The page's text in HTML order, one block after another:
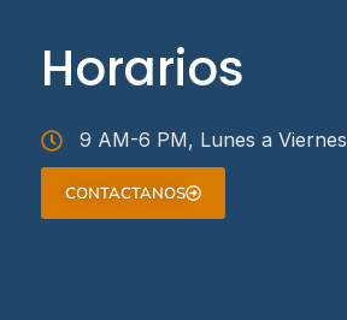
Horarios
9 AM-6 PM, Lunes a Viernes
CONTACTANOS